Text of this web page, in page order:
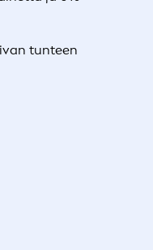
tunteen